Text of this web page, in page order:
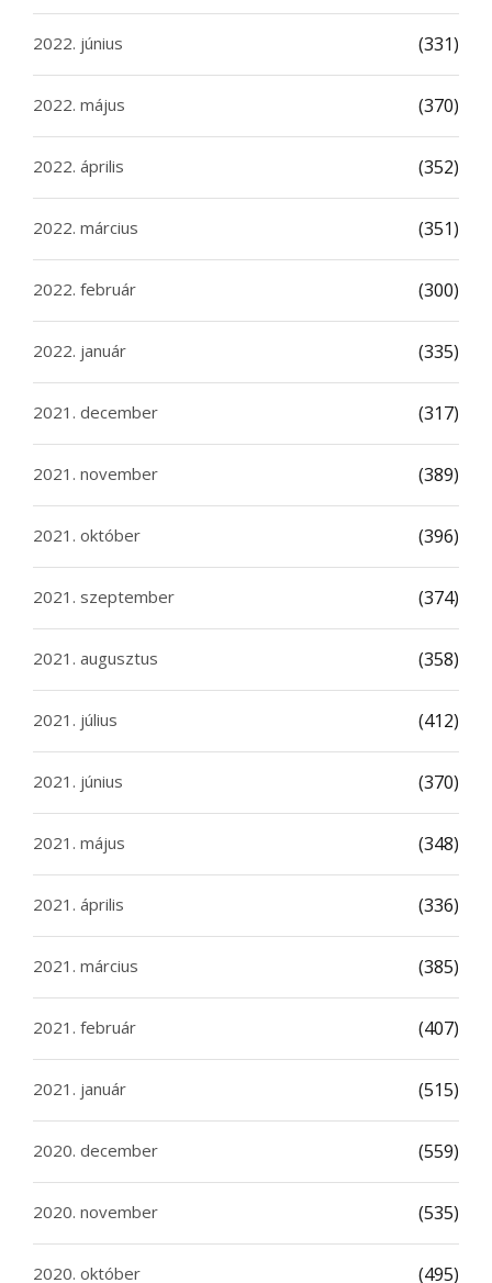
2022. június (331)
2022. május (370)
2022. április (352)
2022. március (351)
2022. február (300)
2022. január (335)
2021. december (317)
2021. november (389)
2021. október (396)
2021. szeptember (374)
2021. augusztus (358)
2021. július (412)
2021. június (370)
2021. május (348)
2021. április (336)
2021. március (385)
2021. február (407)
2021. január (515)
2020. december (559)
2020. november (535)
2020. október (495)